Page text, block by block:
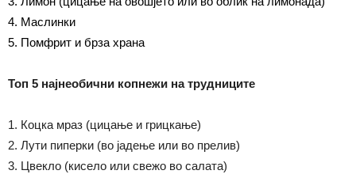
4. Маслинки
5. Помфрит и брза храна
Топ 5 најнеобични копнежи на трудниците
1. Коцка мраз (цицање и грицкање)
2. Лути пиперки (во јадење или во прелив)
3. Цвекло (кисело или свежо во салата)